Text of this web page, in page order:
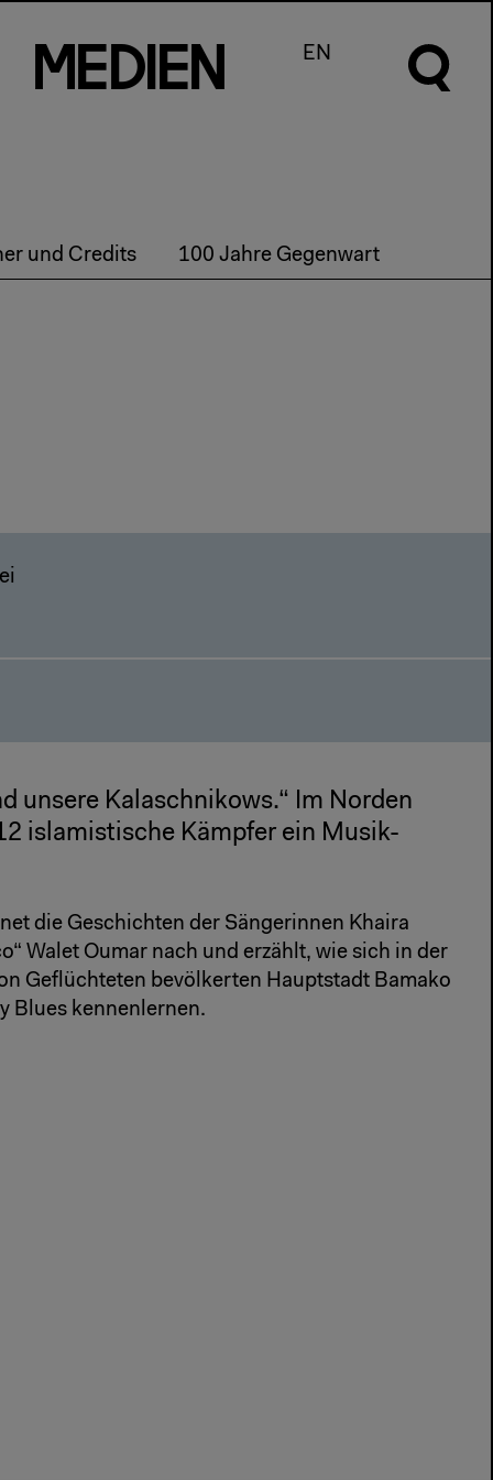
m e d en EN
und Credits 100 Jahre Gegenwart
unsere Kalaschnikows.“ Im Norden
islamistische Kämpfer ein Musik-
die Geschichten der Sängerinnen Khaira
Walet Oumar nach und erzählt, wie sich in der
Geflüchteten bevölkerten Hauptstadt Bamako
Blues kennenlernen.